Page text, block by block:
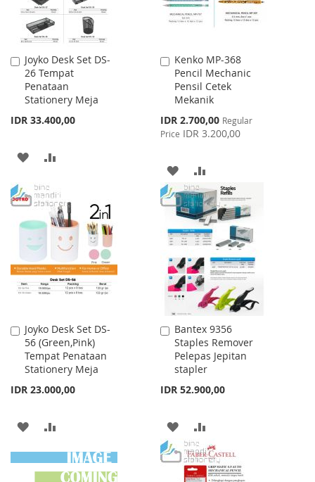
Joyko Desk Set DS-
26 Tempat
Penataan
Stationery Meja
IDR 33.400,00
Add
to
Cart
ADD
WISH
LIST
COMPARE
Kenko MP-368
Pencil Mechanic
Pensil Cetek
Mekanik
Special
Price
IDR 2.700,00 Regular
Price IDR 3.200,00
Add
to
Cart
ADD
TO
WISH
LIST
TO
COMPARE
Joyko Desk Set DS-
56 (Green,Pink)
Tempat Penataan
Stationery Meja
IDR 23.000,00
Add
to
Cart
ADD
TO
WISH
TO
COMPARE
Bantex 9356
Staples Remover
Pelepas Jepitan
stapler
IDR 52.900,00
Add
to
Cart
ADD
TO
WISH
TO
COMPARE